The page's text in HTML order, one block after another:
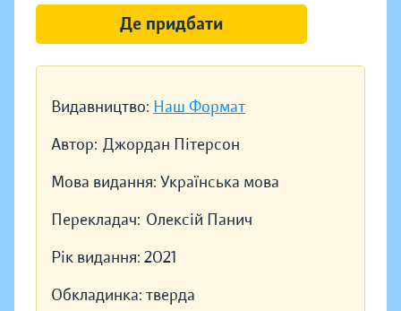
Видавництво: Наш Формат
Автор: Джордан Пітерсон
Мова видання: Українська мова
Перекладач: Олексій Панич
Рік видання: 2021
Обкладинка: тверда
Де придбати